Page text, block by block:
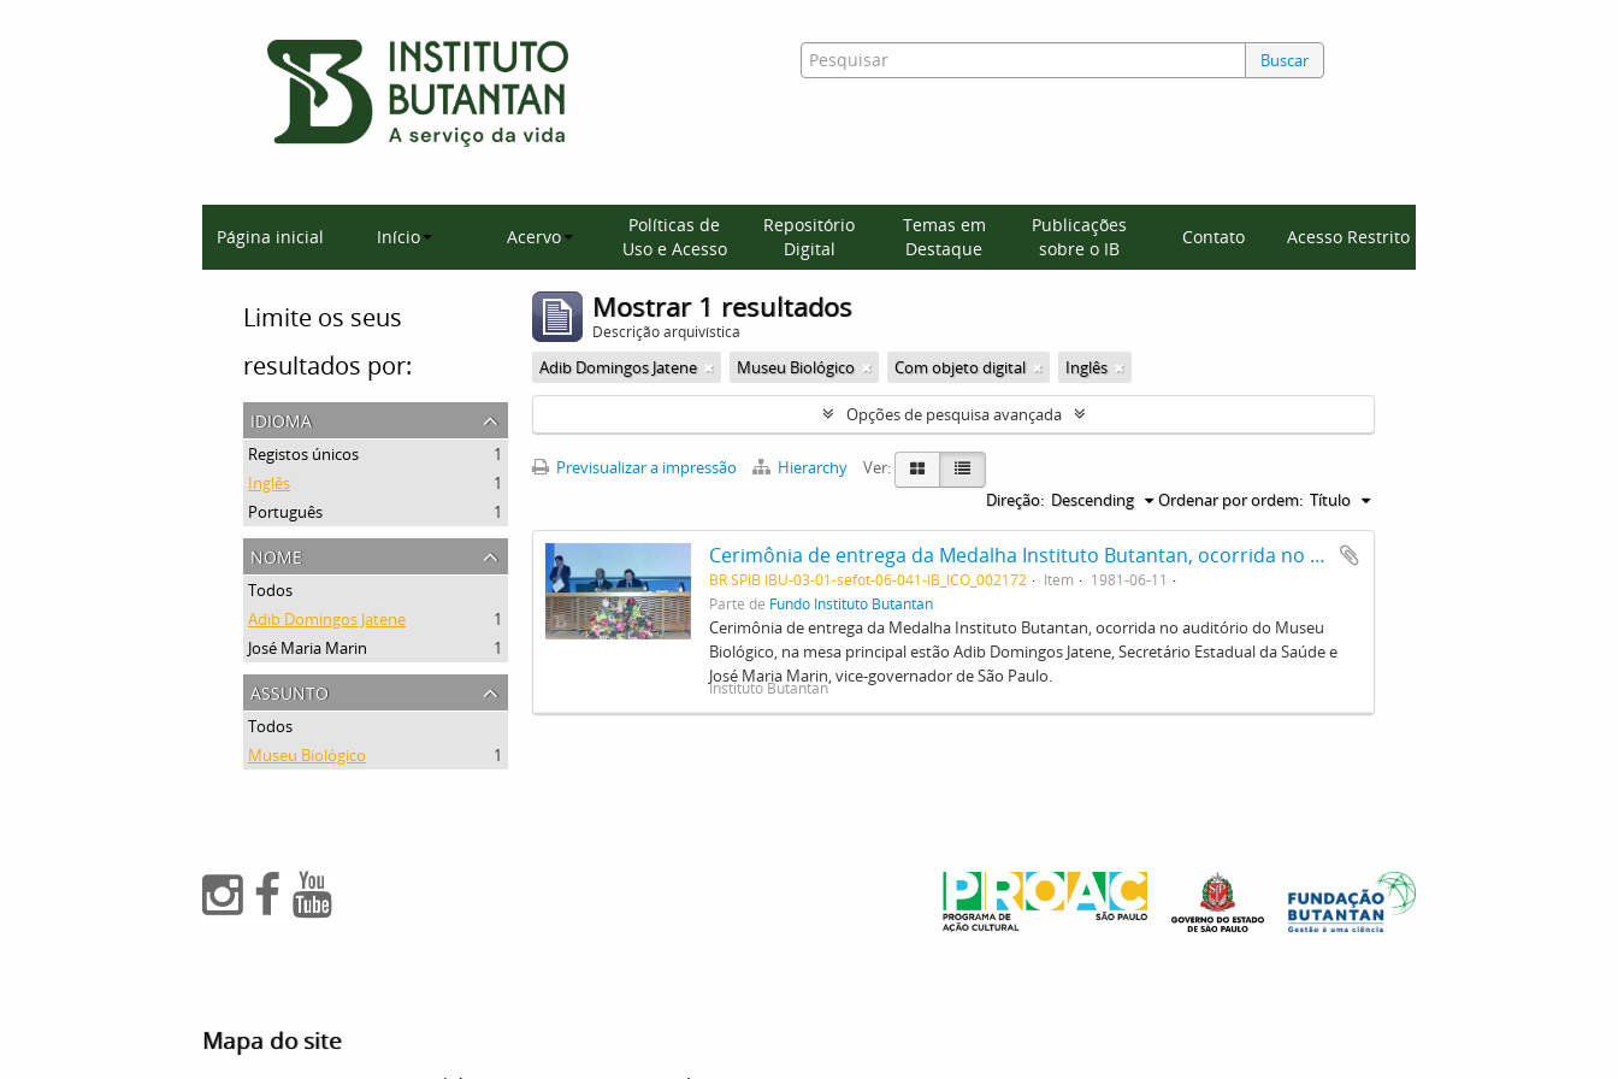
Buscar
Página inicial Início Acervo
Políticas de
Uso e Acesso
Repositório
Digital
Temas em
Destaque
Publicações
sobre o IB
Contato Acesso Restrito
Limite os seus
resultados por:
idioma
Registos únicos
1
Inglês
1
Português
1
nome
Todos
Adib Domingos Jatene
1
José Maria Marin
1
assunto
Todos
Museu Biológico
1
Mostrar 1 resultados
Descrição arquivística
Adib Domingos Jatene Museu Biológico Com objeto digital Inglês
Opções de pesquisa avançada
Previsualizar a impressão Hierarchy
Ver:
Ordenar por ordem: Título
Direção: Descending
Cerimônia de entrega da Medalha Instituto Butantan, ocorrida no auditório do Museu Biológico, na mesa principal estão Adib Domingos Jatene, Secretário Estadual da Saúde e José Maria Marin, vice-governador de São Paulo.
BR SPIB IBU-03-01-sefot-06-041-IB_ICO_002172 Item
1981-06-11
Parte de Fundo Instituto Butantan
Cerimônia de entrega da Medalha Instituto Butantan, ocorrida no auditório do Museu
Biológico, na mesa principal estão Adib Domingos Jatene, Secretário Estadual da Saúde e
José Maria Marin, vice-governador de São Paulo.
Instituto Butantan
Mapa do site